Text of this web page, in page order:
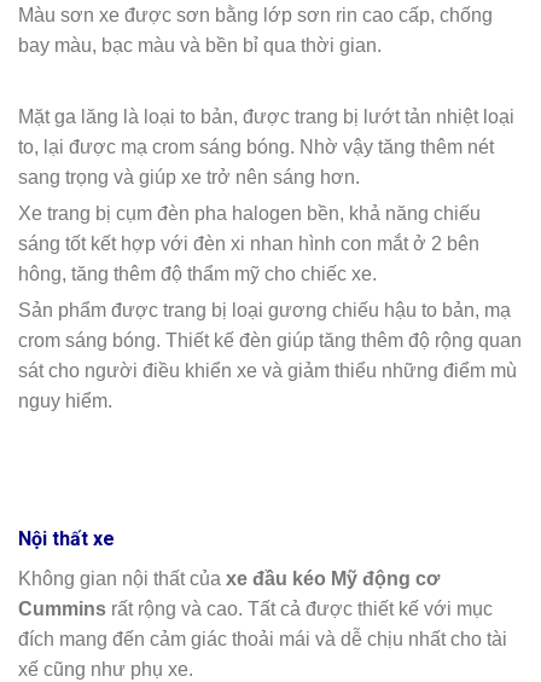
Màu sơn xe được sơn bằng lớp sơn rin cao cấp, chống
bay màu, bạc màu và bền bỉ qua thời gian.
Mặt ga lăng là loại to bản, được trang bị lướt tản nhiệt loại
to, lại được mạ crom sáng bóng. Nhờ vậy tăng thêm nét
sang trọng và giúp xe trở nên sáng hơn.
Xe trang bị cụm đèn pha halogen bền, khả năng chiếu
sáng tốt kết hợp với đèn xi nhan hình con mắt ở 2 bên
hông, tăng thêm độ thẩm mỹ cho chiếc xe.
Sản phẩm được trang bị loại gương chiếu hậu to bản, mạ
crom sáng bóng. Thiết kế đèn giúp tăng thêm độ rộng quan
sát cho người điều khiển xe và giảm thiểu những điểm mù
nguy hiểm.
Nội thất xe
Không gian nội thất của xe đầu kéo Mỹ động cơ
Cummins rất rộng và cao. Tất cả được thiết kế với mục
đích mang đến cảm giác thoải mái và dễ chịu nhất cho tài
xế cũng như phụ xe.